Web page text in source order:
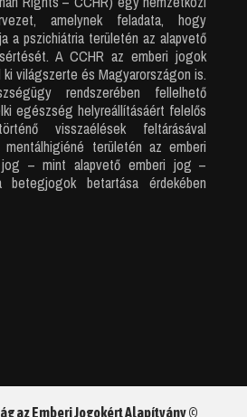
amelynek feladata, hogy
a pszichiátria területén az alapvető
A CCHR az emberi jogok
világszerte és Magyarországon is.
rendszerében fellelhető
egészség helyreállításáért felelős
visszaélések feltárásával
területén az emberi
– mint alapvető emberi jog –
betegjogok betartása érdekében
az Emberi Jogokért Alapítvány ©